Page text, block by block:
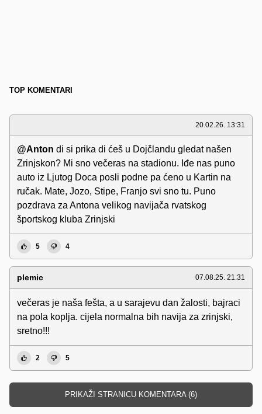
TOP KOMENTARI
20.02.26. 13:31
@Anton di si prika di ćeš u Dojčlandu gledat našen
Zrinjskon? Mi sno večeras na stadionu. Iđe nas puno
auto iz Ljutog Doca posli podne pa ćeno u Kartin na
ručak. Mate, Jozo, Stipe, Franjo svi sno tu. Puno
pozdrava za Antona velikog navijača rvatskog
športskog kluba Zrinjski
5 4
plemic 07.08.25. 21:31
večeras je naša fešta, a u sarajevu dan žalosti, bajraci
na pola koplja. cijela normalna bih navija za zrinjski,
sretno!!!
2 5
PRIKAŽI STRANICU KOMENTARA (6)